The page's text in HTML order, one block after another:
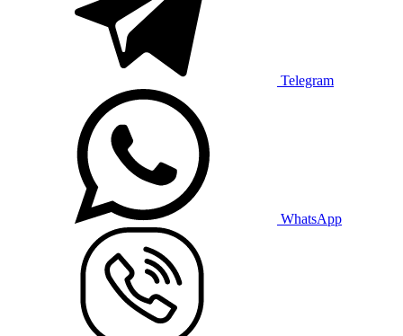
Telegram
WhatsApp